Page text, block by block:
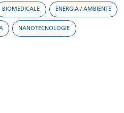
BIOMEDICALE ENERGIA / AMBIENTE
NANOTECNOLOGIE